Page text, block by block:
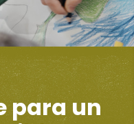
para un